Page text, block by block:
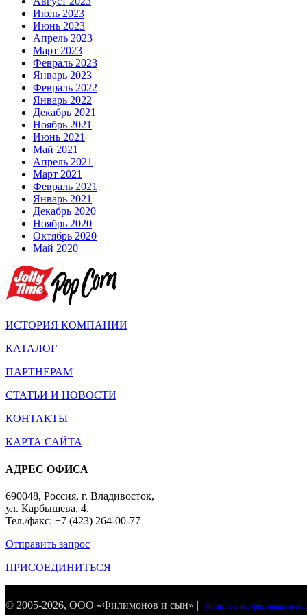
Июль 2023
Июнь 2023
Апрель 2023
Март 2023
Февраль 2023
Январь 2023
Февраль 2022
Январь 2022
Декабрь 2021
Ноябрь 2021
Июнь 2021
Май 2021
Апрель 2021
Март 2021
Февраль 2021
Январь 2021
Декабрь 2020
Ноябрь 2020
Октябрь 2020
Май 2020
ИСТОРИЯ КОМПАНИИ
КАТАЛОГ
ПАРТНЕРАМ
СТАТЬИ И НОВОСТИ
КОНТАКТЫ
КАРТА САЙТА
АДРЕС ОФИСА
690048, Россия, г. Владивосток,
ул. Карбышева, 4.
Тел./факс: +7 (423) 264-00-77
Отправить запрос
ПРИСОЕДИНИТЬСЯ
© 2005-2026, ООО «Филимонов и сын» | Политика